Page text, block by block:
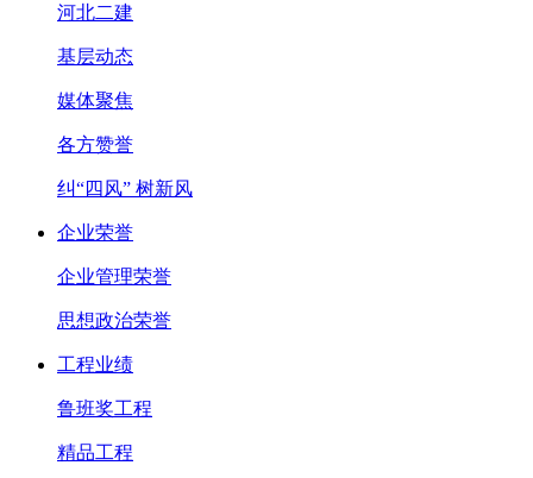
河北二建
基层动态
媒体聚焦
各方赞誉
纠“四风” 树新风
企业荣誉
企业管理荣誉
思想政治荣誉
工程业绩
鲁班奖工程
精品工程